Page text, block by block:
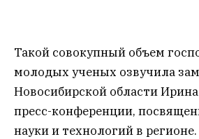
Такой совокупный объем
молодых ученых озвучила
Новосибирской области
пресс-конференции,
науки и технологий в регионе.